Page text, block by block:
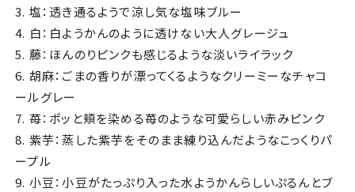
3. 塩：透き通るようで涼し気な塩味ブルー
4. 白：白ようかんのように透けない大人グレージュ
5. 藤：ほんのりピンクも感じるような淡いライラック
6. 胡麻：ごまの香りが漂ってくるようなクリーミーなチャコ
ールグレー
7. 苺：ポッと頬を染める苺のような可愛らしい赤みピンク
8. 紫芋：蒸した紫芋をそのまま練り込んだようなこっくりパ
ープル
9. 小豆：小豆がたっぷり入った水ようかんらしいぷるんとブ